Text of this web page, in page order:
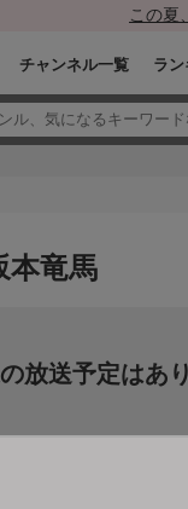
この夏
チャンネル一覧 ラ
本竜馬
放送予定はあ